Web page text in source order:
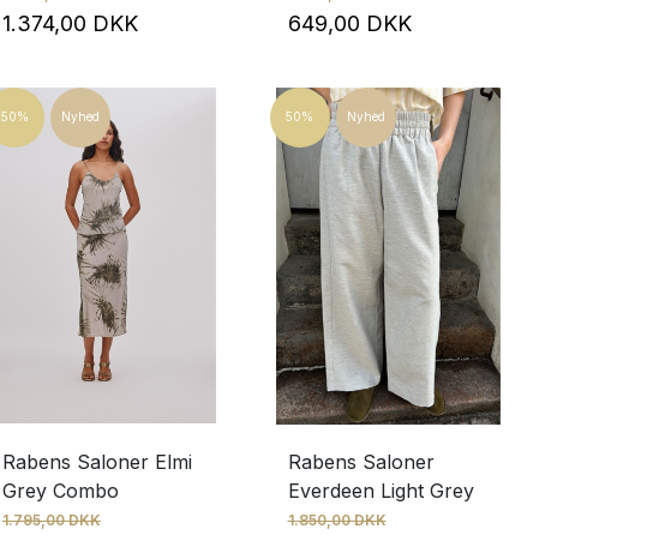
1.374,00 DKK 649,00 DKK
50% Nyhed
Rabens Saloner Elmi
Grey Combo
1.795,00 DKK
50% Nyhed
Rabens Saloner
Everdeen Light Grey
1.850,00 DKK